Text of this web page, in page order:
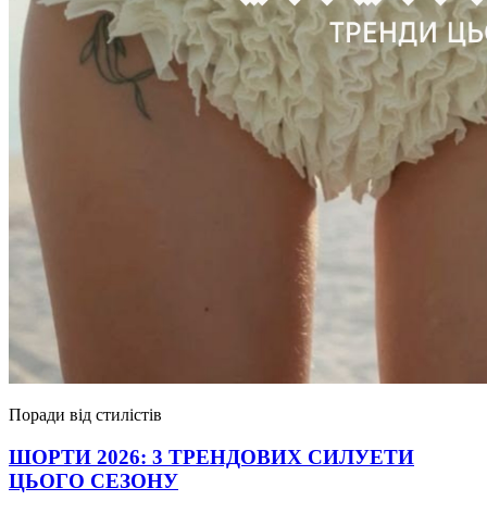
Поради від стилістів
ШОРТИ 2026: 3 ТРЕНДОВИХ СИЛУЕТИ
ЦЬОГО СЕЗОНУ